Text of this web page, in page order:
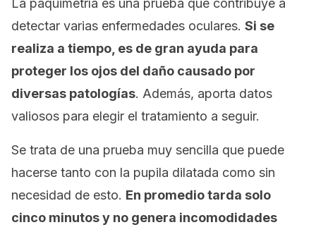
La paquimetría es una prueba que contribuye a
detectar varias enfermedades oculares. Si se
realiza a tiempo, es de gran ayuda para
proteger los ojos del daño causado por
diversas patologías. Además, aporta datos
valiosos para elegir el tratamiento a seguir.
Se trata de una prueba muy sencilla que puede
hacerse tanto con la pupila dilatada como sin
necesidad de esto. En promedio tarda solo
cinco minutos y no genera incomodidades